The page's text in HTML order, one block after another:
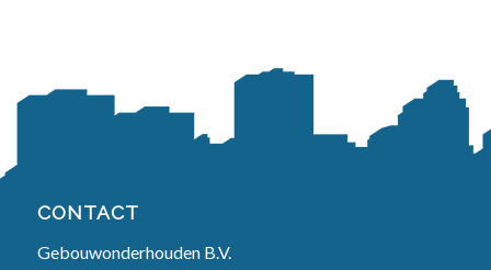
CONTACT
Gebouwonderhouden B.V.